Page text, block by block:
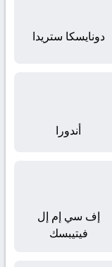
دونايسكا ستريدا
أندورا
إف سي إم إل
فيتيبسك